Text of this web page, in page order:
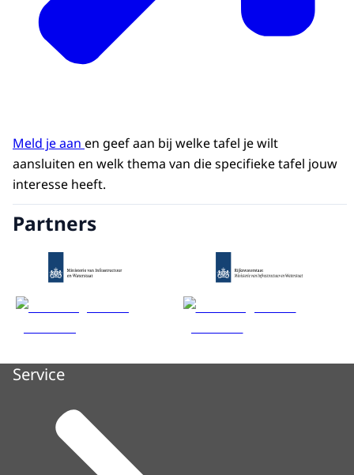
Meld je aan en geef aan bij welke tafel je wilt
aansluiten en welk thema van die specifieke tafel jouw
interesse heeft.
Partners
Service